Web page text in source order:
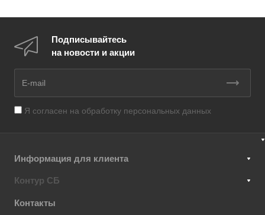
Подписывайтесь
на новости и акции
Я согласен на обработку персональных данных
Информация для клиента
Контур СБ
Контакты